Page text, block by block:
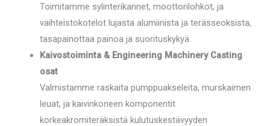
Toimitamme sylinterikannet, moottorilohkot, ja
vaihteistokotelot lujasta alumiinista ja terässeoksista,
tasapainottaa painoa ja suorituskykyä.
Kaivostoiminta & Engineering Machinery Casting
osat
Valmistamme raskaita pumppuakseleita, murskaimen
leuat, ja kaivinkoneen komponentit
korkeakromiteräksistä kulutuskestävyyden